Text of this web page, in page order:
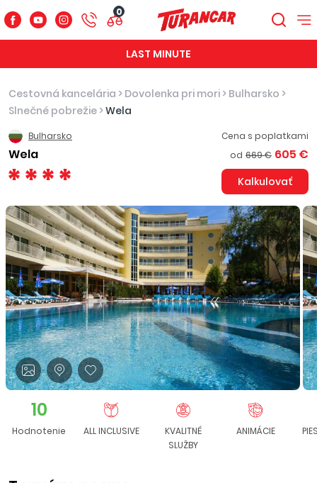
0
LAST MINUTE
Cestovná kancelária > Dovolenka pri mori > Bulharsko >
Slnečné pobrežie >Wela
Bulharsko
Wela
Cena s poplatkami
od 669 € 605 €
Kalkulovať
10
Hodnotenie ALL INCLUSIVE
KVALITNÉ
SLUŽBY
ANIMÁCIE